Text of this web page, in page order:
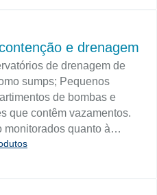
controle de estouro e
quando o nível do
abaixo do nível baixo
interface detectarão o
água durante o
o escoamento de
e drenagem
de drenagem de
sumps; Pequenos
de bombas e
que contêm vazamentos.
monitorados quanto à
interruptores de nível